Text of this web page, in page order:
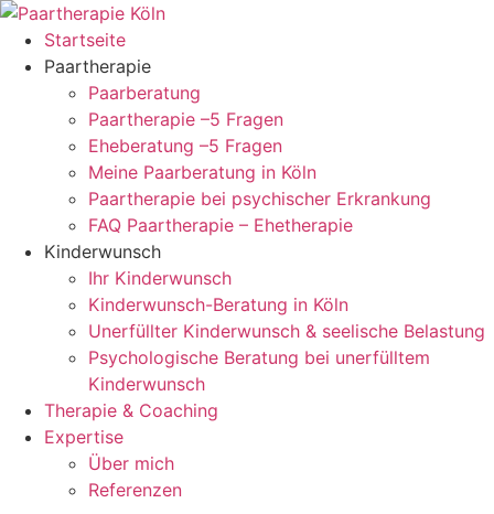
Zum
Inhalt
springen
Startseite
Paartherapie
Paarberatung
Paartherapie –5 Fragen
Eheberatung –5 Fragen
Meine Paarberatung in Köln
Paartherapie bei psychischer Erkrankung
FAQ Paartherapie – Ehetherapie
Kinderwunsch
Ihr Kinderwunsch
Kinderwunsch-Beratung in Köln
Unerfüllter Kinderwunsch & seelische Belastung
Psychologische Beratung bei unerfülltem
Kinderwunsch
Therapie & Coaching
Expertise
Über mich
Referenzen